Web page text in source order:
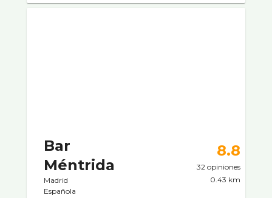
Bar
Méntrida
Madrid
Española
8.8
32 opiniones
0.43 km